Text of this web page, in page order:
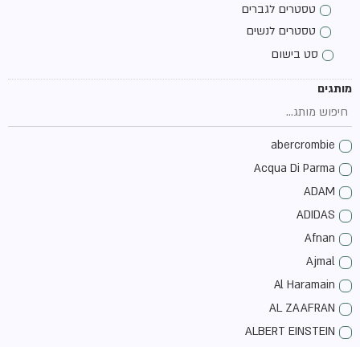
טסטרים לגברים
טסטרים לנשים
סט בישום
מותגים
abercrombie
Acqua Di Parma
ADAM
ADIDAS
Afnan
Ajmal
Al Haramain
AL ZAAFRAN
ALBERT EINSTEIN